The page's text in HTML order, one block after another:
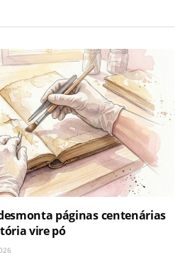
páginas centenárias
vire pó